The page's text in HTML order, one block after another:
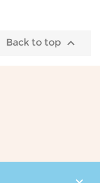
Back to top 